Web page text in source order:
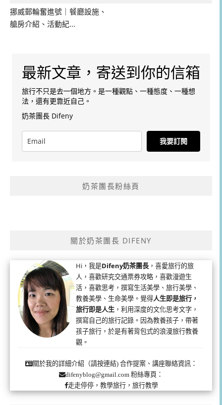
挪威郵輪奮進號｜餐廳設施、
艙房介紹、活動紀...
最新文章，寄送到你的信箱
旅行不只是去一個地方。是一種觀點、一種態度、一種想
法，還有更靠近自己。
奶茶團長 Difeny
我要訂閱
奶茶團長粉絲頁
關於奶茶團長 DIFENY
Hi，我是Difeny奶茶團長 ，喜愛旅行的旅
人，喜歡研究交通票券攻略，喜歡漫遊生
活，喜歡思考，撰寫生活美學、旅行美學、
教養美學、生命美學。覺得人生即是旅行，
旅行即是人生 ，利用深度的文化思考文字，
撰寫自己的旅行記錄。因為教養孩子，帶著
孩子旅行，於是有著背包式的浪漫旅行教養
觀。
關於我的詳細介紹（請按連結)合作提案、講座聯絡資訊：
difenyblog@gmail.com 粉絲專頁：
走走停停，教學旅行，旅行教學